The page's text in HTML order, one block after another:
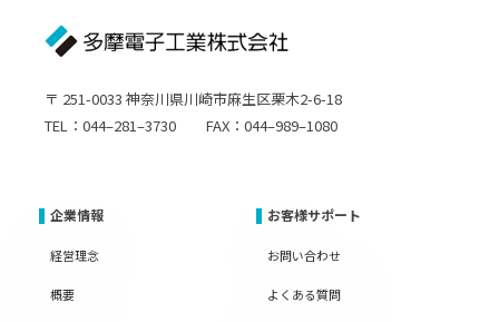
〒 251-0033 神奈川県川崎市麻生区栗木2-6-18
TEL：044–281–3730 FAX：044–989–1080
企業情報
経営理念
概要
お客様サポート
お問い合わせ
よくある質問